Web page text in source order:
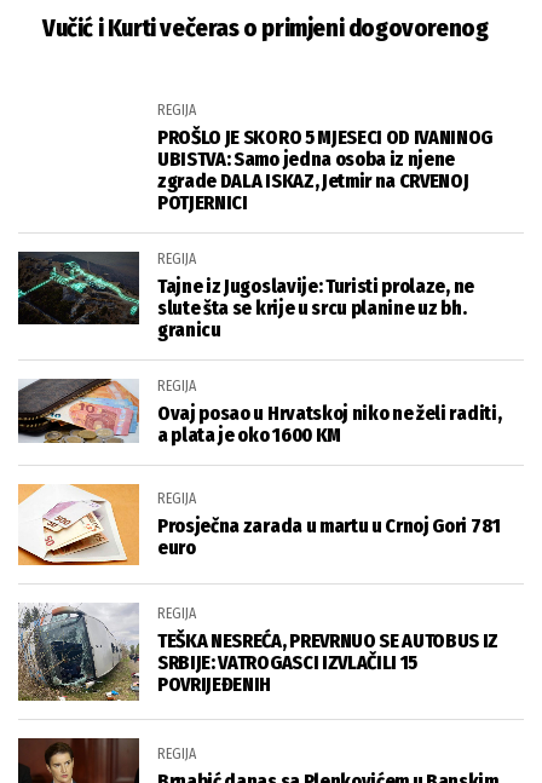
Vučić i Kurti večeras o primjeni dogovorenog
REGIJA
PROŠLO JE SKORO 5 MJESECI OD IVANINOG
UBISTVA: Samo jedna osoba iz njene
zgrade DALA ISKAZ, Jetmir na CRVENOJ
POTJERNICI
REGIJA
Tajne iz Jugoslavije: Turisti prolaze, ne
slute šta se krije u srcu planine uz bh.
granicu
REGIJA
Ovaj posao u Hrvatskoj niko ne želi raditi,
a plata je oko 1600 KM
REGIJA
Prosječna zarada u martu u Crnoj Gori 781
euro
REGIJA
TEŠKA NESREĆA, PREVRNUO SE AUTOBUS IZ
SRBIJE: VATROGASCI IZVLAČILI 15
POVRIJEĐENIH
REGIJA